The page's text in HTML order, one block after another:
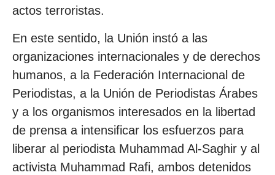
actos terroristas.
En este sentido, la Unión instó a las
organizaciones internacionales y de derechos
humanos, a la Federación Internacional de
Periodistas, a la Unión de Periodistas Árabes
y a los organismos interesados en la libertad
de prensa a intensificar los esfuerzos para
liberar al periodista Muhammad Al-Saghir y al
activista Muhammad Rafi, ambos detenidos